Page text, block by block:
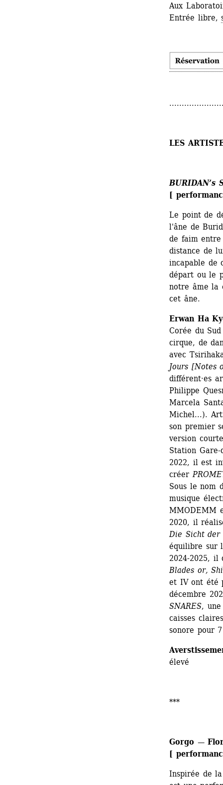
Aux
Entrée libre,
LES
BURIDAN’s
[
Le point de
l'âne de
de faim entre
distance de
incapable de
départ ou le
notre âme la
cet âne.
Erwan Ha
Corée du
cirque, de
avec
Jours [Notes
différent·es
Philippe
Marcela
Michel...).
son premier
version
Station
2022, il est
créer
Sous le nom
musique
MMODEMM
2020, il
Die Sicht der
équilibre sur
2024-2025, il
Blades or,
et IV ont été
décembre
SNARES, une
caisses
sonore pour
élevé
***
Gorgo —
[
Inspirée de